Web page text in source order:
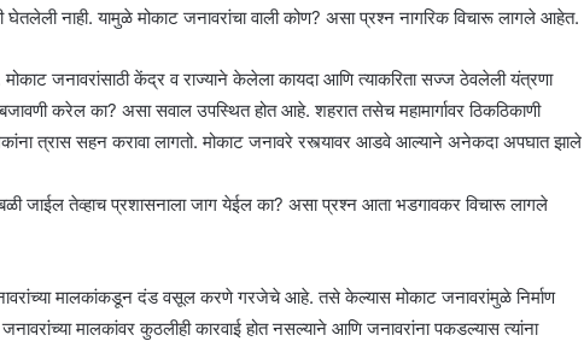
घेतलेली नाही. यामुळे मोकाट जनावरांचा वाली कोण? असा प्रश्न नागरिक विचारू लागले आहेत.
जनावरांसाठी केंद्र व राज्याने केलेला कायदा आणि त्याकरिता सज्ज ठेवलेली यंत्रणा
करेल का? असा सवाल उपस्थित होत आहे. शहरात तसेच महामार्गावर ठिकठिकाणी
त्रास सहन करावा लागतो. मोकाट जनावरे रस्त्यावर आडवे आल्याने अनेकदा अपघात झाले
बळी जाईल तेव्हाच प्रशासनाला जाग येईल का? असा प्रश्न आता भडगावकर विचारू लागले
मालकांकडून दंड वसूल करणे गरजेचे आहे. तसे केल्यास मोकाट जनावरांमुळे निर्माण
मालकांवर कुठलीही कारवाई होत नसल्याने आणि जनावरांना पकडल्यास त्यांना